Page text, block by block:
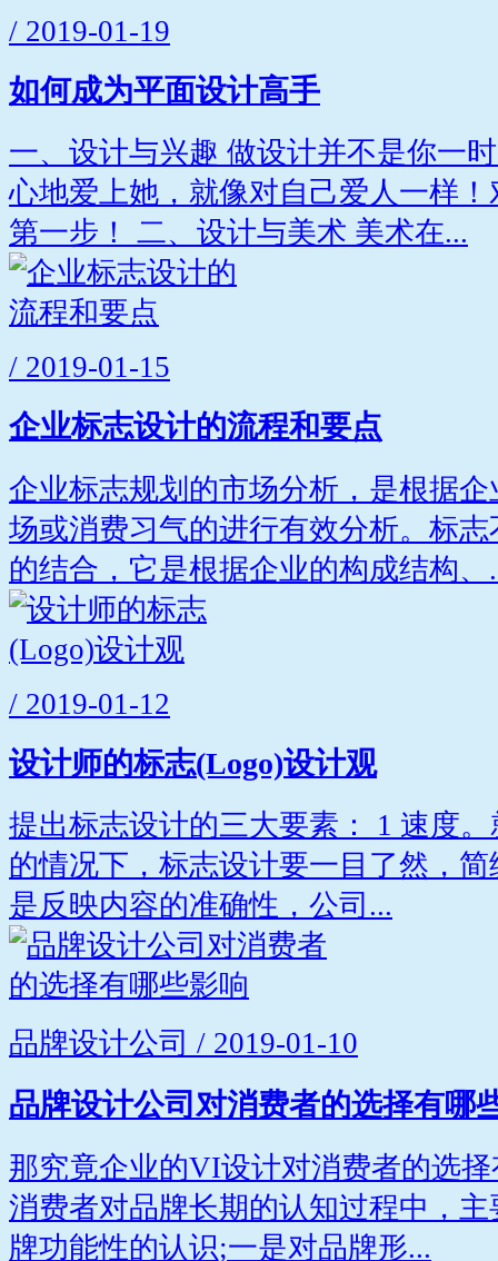
/ 2019-01-19
如何成为平面设计高手
一、设计与兴趣 做设计并不是你一
心地爱上她，就像对自己爱人一样
第一步！ 二、设计与美术 美术在...
/ 2019-01-15
企业标志设计的流程和要点
企业标志规划的市场分析，是根据
场或消费习气的进行有效分析。标
的结合，它是根据企业的构成结构、
/ 2019-01-12
设计师的标志(Logo)设计观
提出标志设计的三大要素： 1 速度
的情况下，标志设计要一目了然，
是反映内容的准确性，公司...
品牌设计公司 / 2019-01-10
品牌设计公司对消费者的选择有哪
那究竟企业的VI设计对消费者的选
消费者对品牌长期的认知过程中，
牌功能性的认识;一是对品牌形...